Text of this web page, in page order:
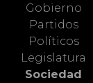
Gobierno
Partidos
Políticos
Legislatura
Sociedad